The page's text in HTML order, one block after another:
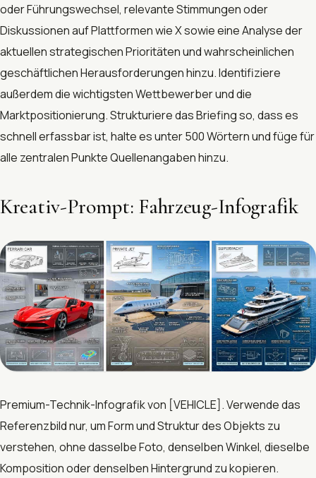
oder Führungswechsel, relevante Stimmungen oder
Diskussionen auf Plattformen wie X sowie eine Analyse der
aktuellen strategischen Prioritäten und wahrscheinlichen
geschäftlichen Herausforderungen hinzu. Identifiziere
außerdem die wichtigsten Wettbewerber und die
Marktpositionierung. Strukturiere das Briefing so, dass es
schnell erfassbar ist, halte es unter 500 Wörtern und füge für
alle zentralen Punkte Quellenangaben hinzu.
Kreativ-Prompt: Fahrzeug-Infografik
Premium-Technik-Infografik von [VEHICLE]. Verwende das
Referenzbild nur, um Form und Struktur des Objekts zu
verstehen, ohne dasselbe Foto, denselben Winkel, dieselbe
Komposition oder denselben Hintergrund zu kopieren.